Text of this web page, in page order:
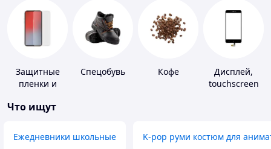
Защитные
пленки и
портативных
Спецобувь Кофе
Дисплей,
touchscreen
Что ищут
Ежедневники школьные K-pop руми костюм для